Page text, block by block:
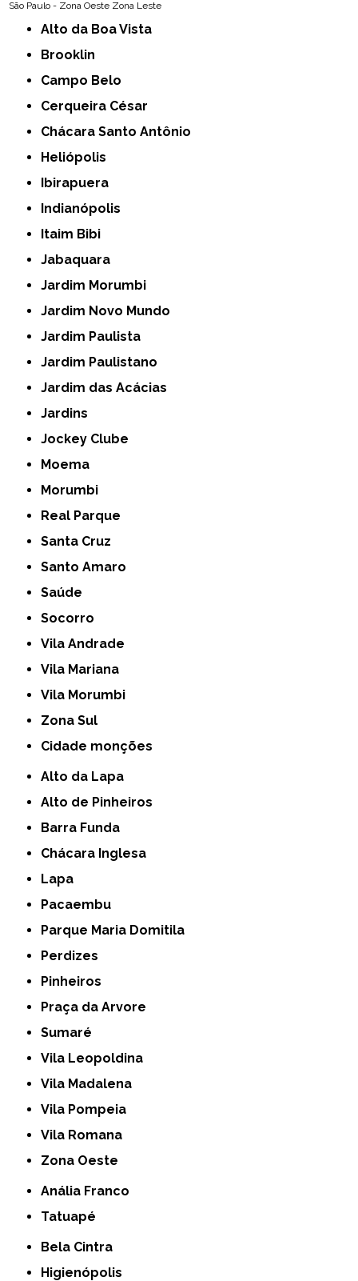
São Paulo - Zona Oeste Zona Leste
Alto da Boa Vista
Brooklin
Campo Belo
Cerqueira César
Chácara Santo Antônio
Heliópolis
Ibirapuera
Indianópolis
Itaim Bibi
Jabaquara
Jardim Morumbi
Jardim Novo Mundo
Jardim Paulista
Jardim Paulistano
Jardim das Acácias
Jardins
Jockey Clube
Moema
Morumbi
Real Parque
Santa Cruz
Santo Amaro
Saúde
Socorro
Vila Andrade
Vila Mariana
Vila Morumbi
Zona Sul
cidade monções
Alto da Lapa
Alto de Pinheiros
Barra Funda
Chácara Inglesa
Lapa
Pacaembu
Parque Maria Domitila
Perdizes
Pinheiros
Praça da Arvore
Sumaré
Vila Leopoldina
Vila Madalena
Vila Pompeia
Vila Romana
Zona Oeste
Anália Franco
Tatuapé
Bela Cintra
Higienópolis